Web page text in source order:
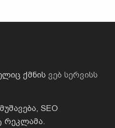
ქმნის ვებ სერვისს
SEO
რეკლამა.